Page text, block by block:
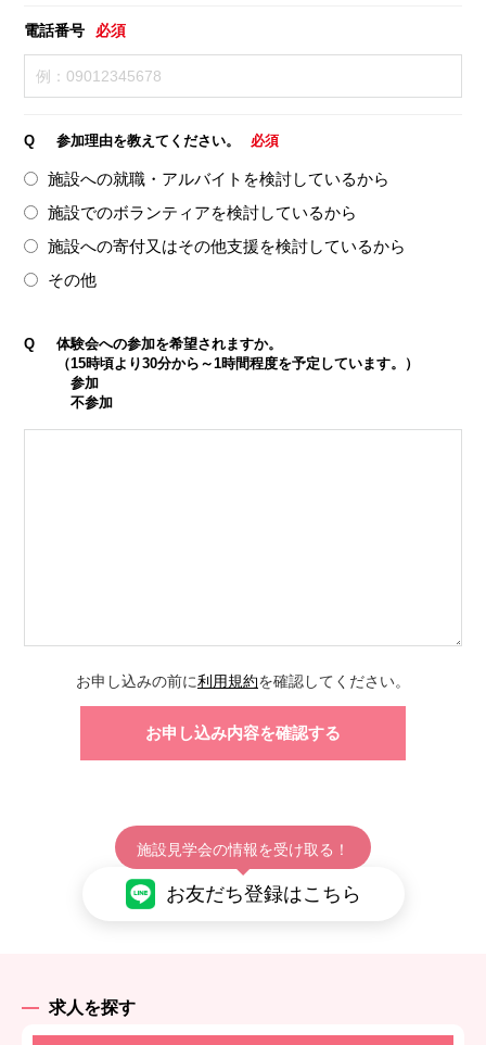
電話番号 必須
Q 参加理由を教えてください。 必須
施設への就職・アルバイトを検討しているから
施設でのボランティアを検討しているから
施設への寄付又はその他支援を検討しているから
その他
Q
体験会への参加を希望されますか。
（15時頃より30分から～1時間程度を予定しています。）
参加
不参加
お申し込みの前に利用規約を確認してください。
施設見学会の情報を受け取る！
お友だち登録はこちら
求人を探す